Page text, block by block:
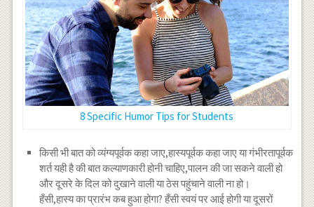
8 Specific Humor Tips for Students
किसी भी बात को व्यंग्यपूर्वक कहा जाए,हास्यपूर्वक कहा जाए या गंभीरतापूर्वक
शर्त यही है की बात कल्याणकारी होनी चाहिए,पालन की जा सकने वाली हो
और दूसरे के दिल को दुखाने वाली या ठेस पहुंचाने वाली ना हो।
हँसी,हास्य का प्रारंभ कब हुआ होगा? हँसी स्वयं पर आई होगी या दूसरों